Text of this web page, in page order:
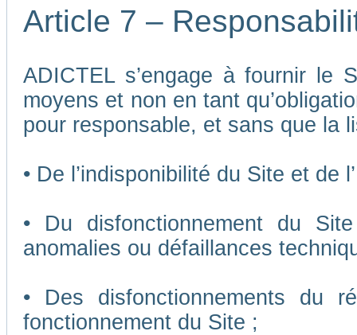
Article 7 –
ADICTEL s’engage à fournir le
moyens et non en tant
pour responsable, et sans que la
• De l’indisponibilité du Site et de
• Du disfonctionnement du
anomalies ou défaillances
• Des disfonctionnements du
fonctionnement du Site ;